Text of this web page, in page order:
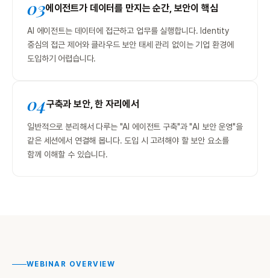
03에이전트가 데이터를 만지는 순간, 보안이 핵심
AI 에이전트는 데이터에 접근하고 업무를 실행합니다. Identity
중심의 접근 제어와 클라우드 보안 태세 관리 없이는 기업 환경에
도입하기 어렵습니다.
04구축과 보안, 한 자리에서
일반적으로 분리해서 다루는 "AI 에이전트 구축"과 "AI 보안 운영"을
같은 세션에서 연결해 봅니다. 도입 시 고려해야 할 보안 요소를
함께 이해할 수 있습니다.
WEBINAR OVERVIEW